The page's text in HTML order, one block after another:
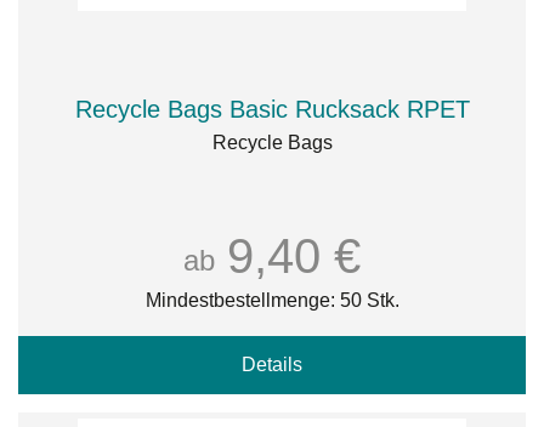
Recycle Bags Basic Rucksack RPET
Recycle Bags
ab 9,40 €
Mindestbestellmenge: 50 Stk.
Details